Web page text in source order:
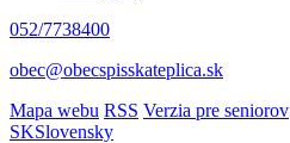
052/7738400
obec@obecspisskateplica.sk
Mapa webu RSS Verzia pre seniorov
SKSlovensky